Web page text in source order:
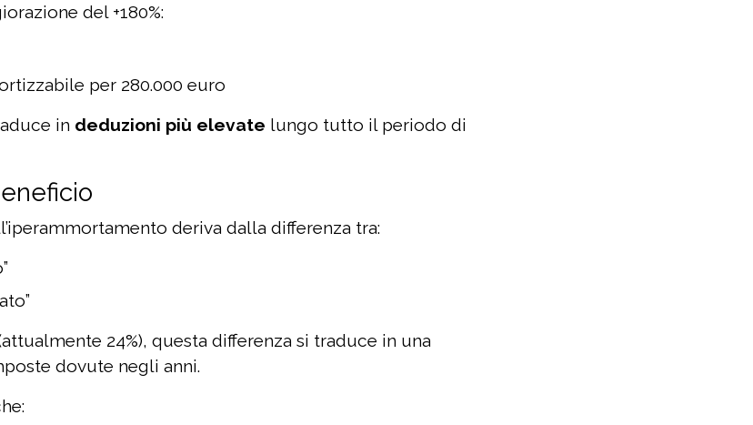
del +180%:
per 280.000 euro
in deduzioni più elevate lungo tutto il periodo di
deriva dalla differenza tra:
24%), questa differenza si traduce in una
dovute negli anni.